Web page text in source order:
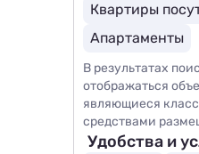
Квартиры
Апартаменты
В результатах
отображаться
являющиеся
средствами
Удобства и